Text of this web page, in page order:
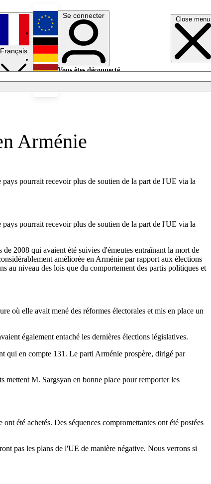
Close menu
Français
English
Deutsch
Se connecter
Vous êtes déconnecté.
Arménie
pourrait recevoir plus de soutien de la part de l'UE via la
pourrait recevoir plus de soutien de la part de l'UE via la
2008 qui avaient été suivies d'émeutes entraînant la mort de
améliorée en Arménie par rapport aux élections
au niveau des lois que du comportement des partis politiques et
où elle avait mené des réformes électorales et mis en place un
également entaché les dernières élections législatives.
qui en compte 131. Le parti Arménie prospère, dirigé par
mettent M. Sargsyan en bonne place pour remporter les
été achetés. Des séquences compromettantes ont été postées
pas les plans de l'UE de manière négative. Nous verrons si